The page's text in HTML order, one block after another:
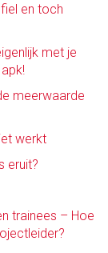
en toch
met je
meerwaarde
werkt
eruit?
trainees – Hoe